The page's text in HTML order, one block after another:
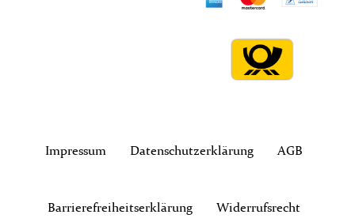
Impressum Daten­schutz­erklärung AGB
Barrierefreiheitserklärung Widerrufs­recht